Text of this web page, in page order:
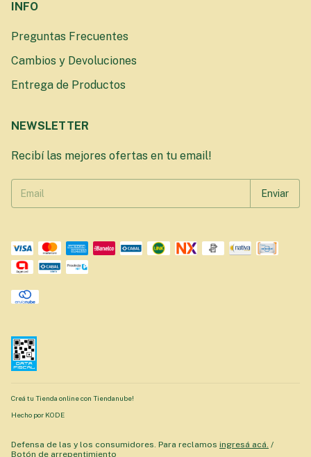
INFO
Preguntas Frecuentes
Cambios y Devoluciones
Entrega de Productos
NEWSLETTER
Recibí las mejores ofertas en tu email!
Creá tu Tienda online con Tiendanube!
Hecho por KODE
Defensa de las y los consumidores. Para reclamos ingresá acá. /
Botón de arrepentimiento